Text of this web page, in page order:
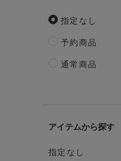
指定なし
予約商品
通常商品
アイテム
指定なし